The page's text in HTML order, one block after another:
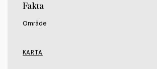
Fakta
Område
KARTA